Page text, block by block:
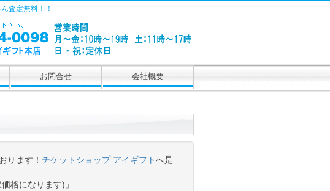
査定無料！！
お問合せ 会社概要
ります！ チケットショップ アイギフトへ是
格になります)」